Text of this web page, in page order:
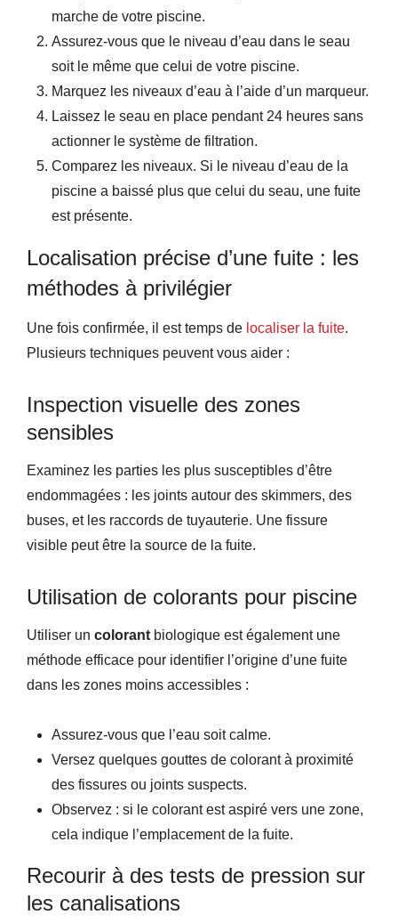
marche de votre piscine.
Assurez-vous que le niveau d’eau dans le seau
soit le même que celui de votre piscine.
Marquez les niveaux d’eau à l’aide d’un marqueur.
Laissez le seau en place pendant 24 heures sans
actionner le système de filtration.
Comparez les niveaux. Si le niveau d’eau de la
piscine a baissé plus que celui du seau, une fuite
est présente.
Localisation précise d’une fuite : les
méthodes à privilégier
Une fois confirmée, il est temps de localiser la fuite.
Plusieurs techniques peuvent vous aider :
Inspection visuelle des zones
sensibles
Examinez les parties les plus susceptibles d’être
endommagées : les joints autour des skimmers, des
buses, et les raccords de tuyauterie. Une fissure
visible peut être la source de la fuite.
Utilisation de colorants pour piscine
Utiliser un colorant biologique est également une
méthode efficace pour identifier l’origine d’une fuite
dans les zones moins accessibles :
Assurez-vous que l’eau soit calme.
Versez quelques gouttes de colorant à proximité
des fissures ou joints suspects.
Observez : si le colorant est aspiré vers une zone,
cela indique l’emplacement de la fuite.
Recourir à des tests de pression sur
les canalisations